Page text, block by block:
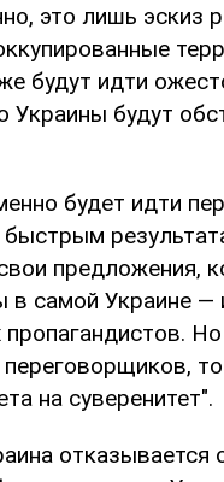
это лишь эскиз
будут идти
Украины будут
будет идти
предложения,
в самой Украине
пропагандистов.
переговорщиков,
на суверенитет".